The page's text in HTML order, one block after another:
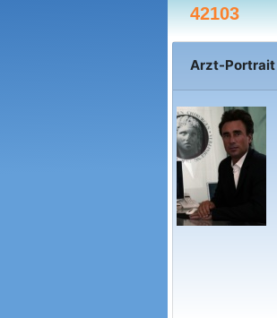
42103
Arzt-Portrait